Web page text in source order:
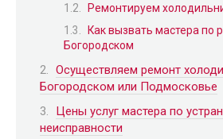
Ремонтируем
Как вызвать мастера по
Богородском
Осуществляем ремонт
Богородском или Подмосковье
Цены услуг мастера по
неисправности